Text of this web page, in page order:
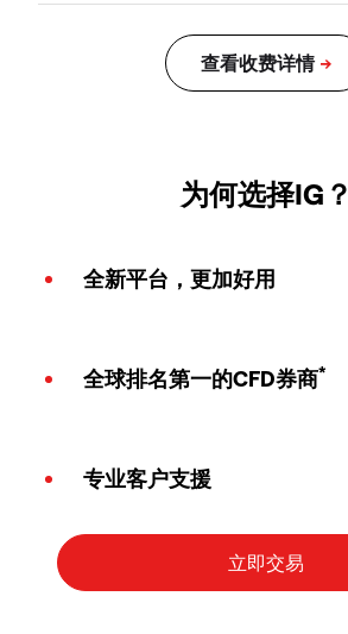
为何选择IG？
全新平台，更加好用
全球排名第一的CFD券商*
专业客户支援